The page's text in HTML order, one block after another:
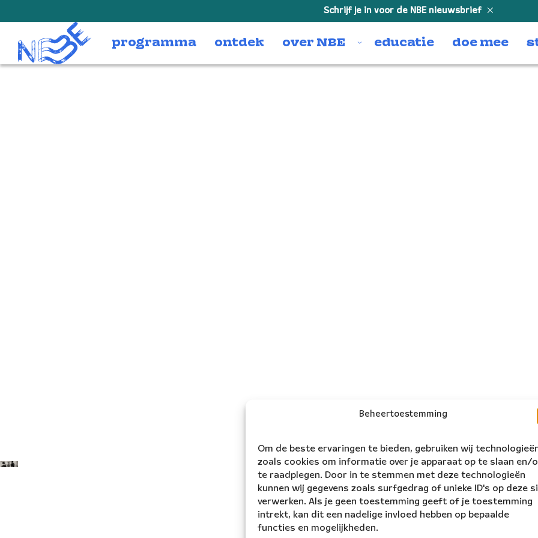
Beheertoestemming
Om de beste ervaringen te bieden, gebruiken wij
zoals cookies om informatie over je apparaat op te slaan en/
te raadplegen. Door in te stemmen met deze technologieën
kunnen wij gegevens zoals surfgedrag of unieke ID's op deze
verwerken. Als je geen toestemming geeft of je toestemming
intrekt, kan dit een nadelige invloed hebben op bepaalde
functies en mogelijkheden.
Schrijf je in voor de NBE nieuwsbrief
programma ontdek over NBE educatie doe mee